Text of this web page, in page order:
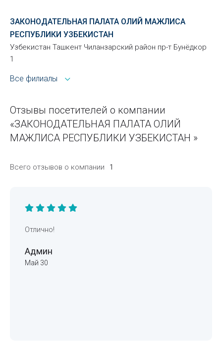
ЗАКОНОДАТЕЛЬНАЯ ПАЛАТА ОЛИЙ МАЖЛИСА
РЕСПУБЛИКИ УЗБЕКИСТАН
Узбекистан Ташкент Чиланзарский район пр-т Бунёдкор
1
Все филиалы
Отзывы посетителей о компании
«ЗАКОНОДАТЕЛЬНАЯ ПАЛАТА ОЛИЙ
МАЖЛИСА РЕСПУБЛИКИ УЗБЕКИСТАН »
Всего отзывов о компании 1
Отлично!
Админ
Май 30